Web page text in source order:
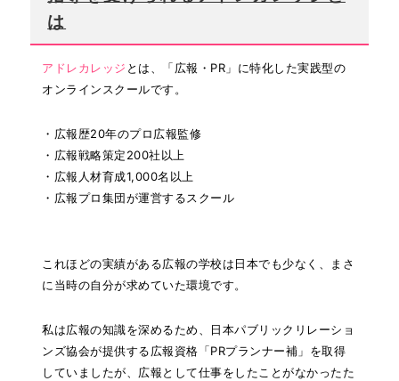
は
アドレカレッジ とは、「広報・PR」に特化した実践型の
オンラインスクールです。
・広報歴20年のプロ広報監修
・広報戦略策定200社以上
・広報⼈材育成1,000名以上
・広報プロ集団が運営するスクール
これほどの実績がある広報の学校は日本でも少なく、まさ
に当時の自分が求めていた環境です。
私は広報の知識を深めるため、日本パブリックリレーショ
ンズ協会が提供する広報資格「PRプランナー補」を取得
していましたが、広報として仕事をしたことがなかったた